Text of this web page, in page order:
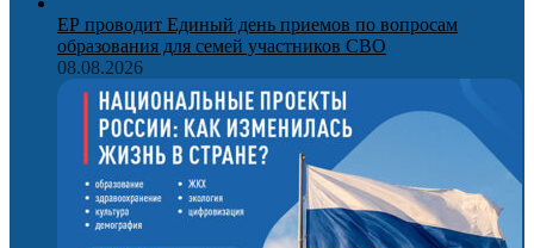
ЕР проводит Единый день приемов по вопросам
образования для семей участников СВО
08.08.2026